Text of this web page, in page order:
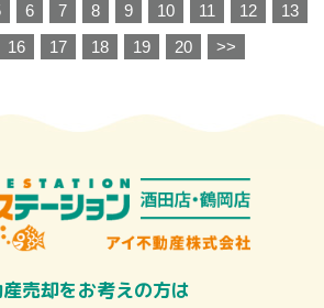
6 7 8 9 10 11 12
13
16 17 18 19 20 >>
売却をお考えの方は